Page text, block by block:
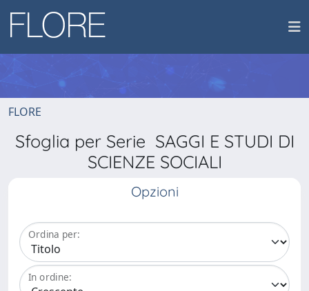
FLORE
Sfoglia per Serie SAGGI E STUDI DI
SCIENZE SOCIALI
Opzioni
Ordina per:
In ordine: